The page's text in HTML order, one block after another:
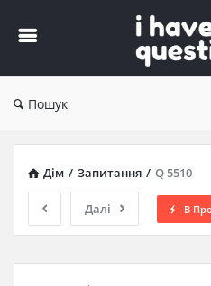
Пошук
Дім / Запитання / Q 5510
Далі В